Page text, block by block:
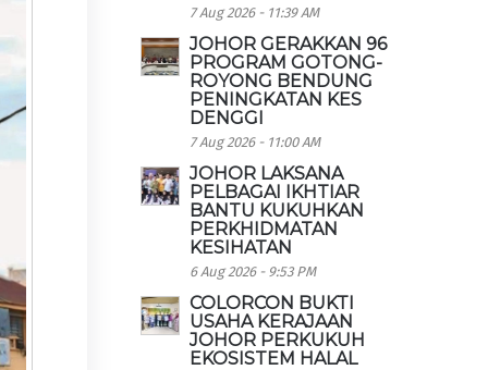
7 Aug 2026 - 11:39 AM
JOHOR GERAKKAN 96
PROGRAM GOTONG-
ROYONG BENDUNG
PENINGKATAN KES
DENGGI
7 Aug 2026 - 11:00 AM
JOHOR LAKSANA
PELBAGAI IKHTIAR
BANTU KUKUHKAN
PERKHIDMATAN
KESIHATAN
6 Aug 2026 - 9:53 PM
COLORCON BUKTI
USAHA KERAJAAN
JOHOR PERKUKUH
EKOSISTEM HALAL